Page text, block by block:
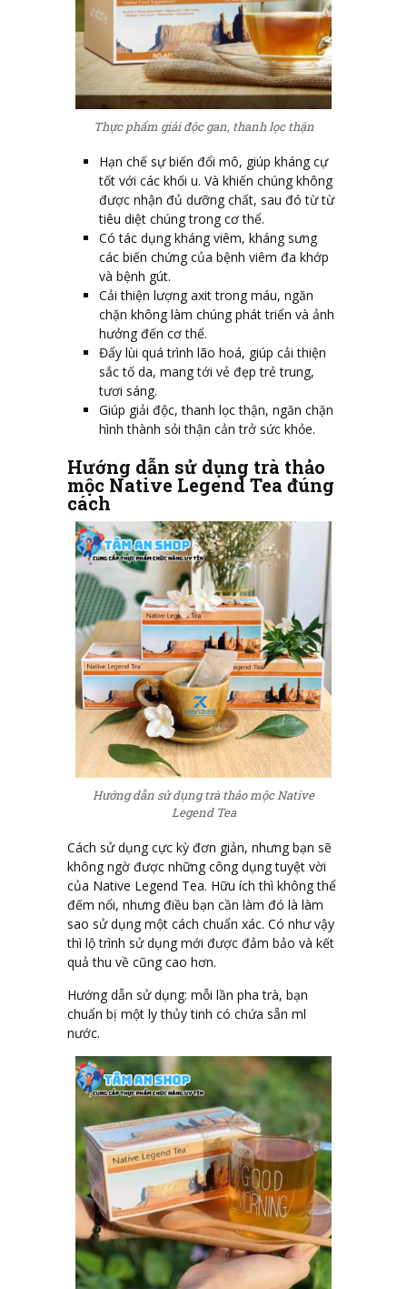
Thực phẩm giải độc gan, thanh lọc thận
Hạn chế sự biến đổi mô, giúp kháng cự
tốt với các khối u. Và khiến chúng không
được nhận đủ dưỡng chất, sau đó từ từ
tiêu diệt chúng trong cơ thể.
Có tác dụng kháng viêm, kháng sưng
các biến chứng của bệnh viêm đa khớp
và bệnh gút.
Cải thiện lượng axit trong máu, ngăn
chặn không làm chúng phát triển và ảnh
hưởng đến cơ thể.
Đẩy lùi quá trình lão hoá, giúp cải thiện
sắc tố da, mang tới vẻ đẹp trẻ trung,
tươi sáng.
Giúp giải độc, thanh lọc thận, ngăn chặn
hình thành sỏi thận cản trở sức khỏe.
Hướng dẫn sử dụng trà thảo
mộc Native Legend Tea đúng
cách
Hướng dẫn sử dụng trà thảo mộc Native
Legend Tea
Cách sử dụng cực kỳ đơn giản, nhưng bạn sẽ
không ngờ được những công dụng tuyệt vời
của Native Legend Tea. Hữu ích thì không thể
đếm nổi, nhưng điều bạn cần làm đó là làm
sao sử dụng một cách chuẩn xác. Có như vậy
thì lộ trình sử dụng mới được đảm bảo và kết
quả thu về cũng cao hơn.
Hướng dẫn sử dụng: mỗi lần pha trà, bạn
chuẩn bị một ly thủy tinh có chứa sẵn ml
nước.